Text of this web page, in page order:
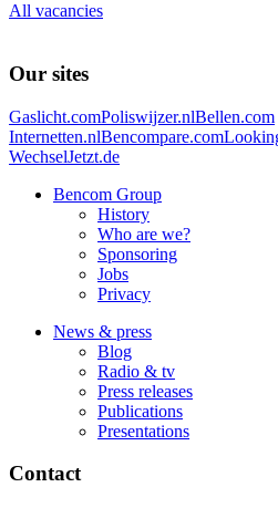
All vacancies
Our sites
Gaslicht.comPoliswijzer.nlBellen.com
Internetten.nlBencompare.com
WechselJetzt.de
Bencom Group
History
Who are we?
Sponsoring
Jobs
Privacy
News & press
Blog
Radio & tv
Press releases
Publications
Presentations
Contact